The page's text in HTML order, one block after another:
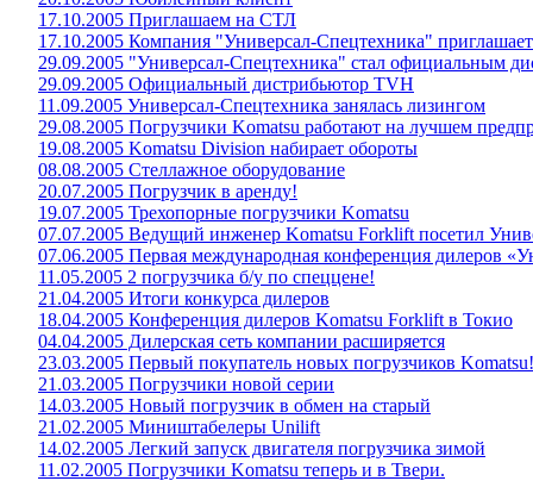
17.10.2005 Приглашаем на СТЛ
17.10.2005 Компания "Универсал-Спецтехника"
29.09.2005 "Универсал-Спецтехника" стал официальным
29.09.2005 Официальный дистрибьютор TVH
11.09.2005 Универсал-Спецтехника занялась лизингом
29.08.2005 Погрузчики Komatsu работают на лучшем
19.08.2005 Komatsu Division набирает обороты
08.08.2005 Стеллажное оборудование
20.07.2005 Погрузчик в аренду!
19.07.2005 Трехопорные погрузчики Komatsu
07.07.2005 Ведущий инженер Komatsu Forklift посетил
07.06.2005 Первая международная конференция дилеров
11.05.2005 2 погрузчика б/у по спеццене!
21.04.2005 Итоги конкурса дилеров
18.04.2005 Конференция дилеров Komatsu Forklift в Токио
04.04.2005 Дилерская сеть компании расширяется
23.03.2005 Первый покупатель новых погрузчиков Komatsu!
21.03.2005 Погрузчики новой серии
14.03.2005 Новый погрузчик в обмен на старый
21.02.2005 Миништабелеры Unilift
14.02.2005 Легкий запуск двигателя погрузчика зимой
11.02.2005 Погрузчики Komatsu теперь и в Твери.